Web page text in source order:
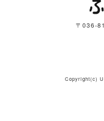
〒036-
Copyright(c)